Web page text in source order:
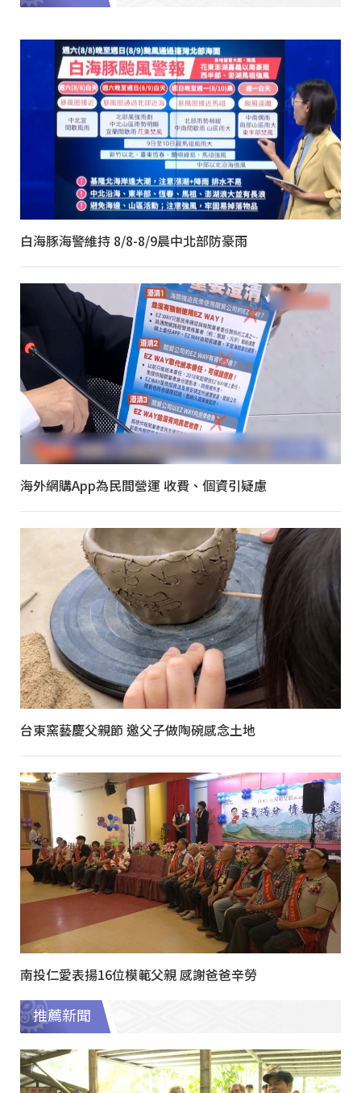
白海豚海警維持 8/8-8/9晨中北部防豪雨
海外網購App為民間營運 收費、個資引疑慮
台東窯藝慶父親節 邀父子做陶碗感念土地
南投仁愛表揚16位模範父親 感謝爸爸辛勞
推薦新聞